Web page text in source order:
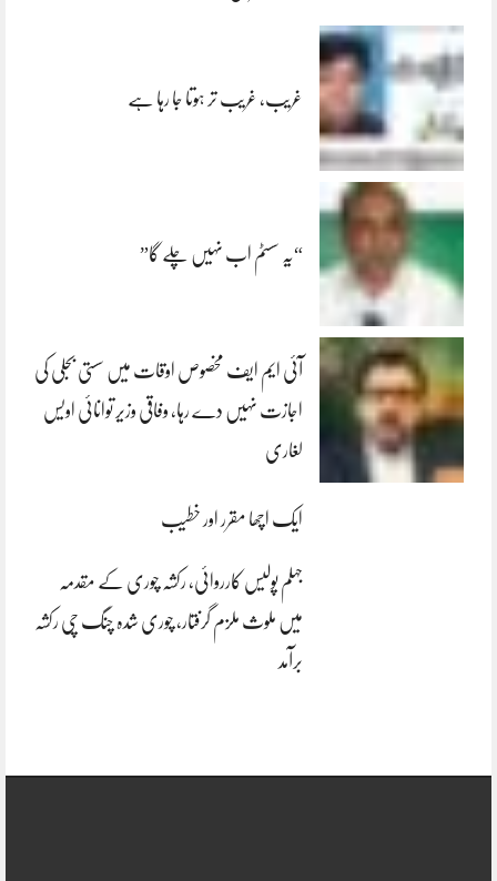
غریب، غریب تر ہوتا جا رہا ہے
“یہ سسٹم اب نہیں چلے گا”
آئی ایم ایف مخصوص اوقات میں سستی بجلی کی
اجازت نہیں دے رہا، وفاقی وزیر توانائی اویس
لغاری
ایک اچھا مقرر اور خطیب
جہلم پولیس کارروائی، رکشہ چوری کے مقدمہ
میں ملوث ملزم گرفتار، چوری شدہ چنگ چی رکشہ
برآمد